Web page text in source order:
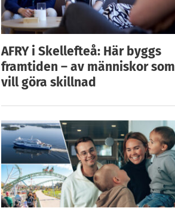
AFRY i Skellefteå: Här byggs
framtiden – av människor som
vill göra skillnad